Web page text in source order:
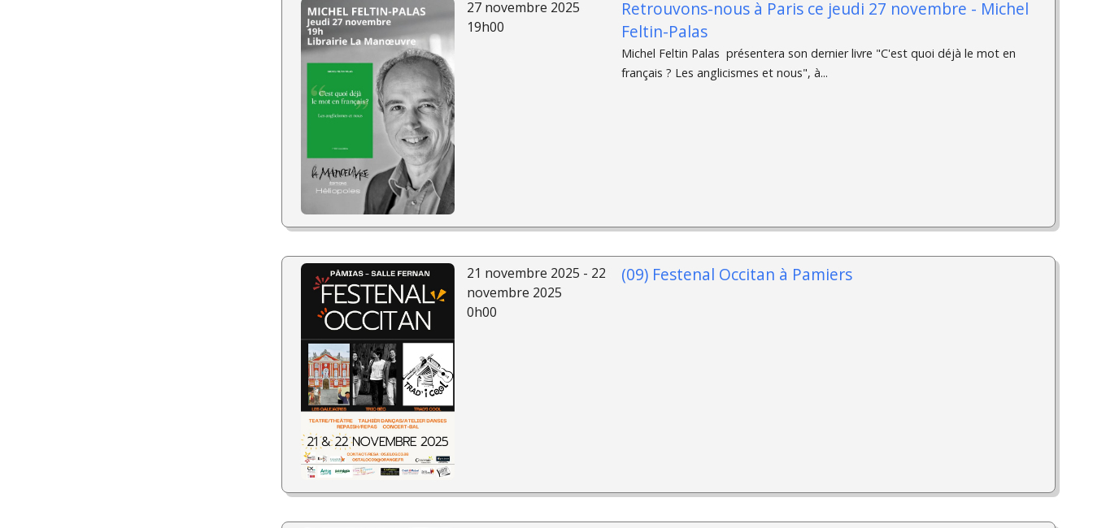
27 novembre 2025
19h00
Retrouvons-nous à Paris ce jeudi 27 novembre - Michel
Feltin-Palas
Michel Feltin Palas présentera son dernier livre "C'est quoi déjà le mot en
français ? Les anglicismes et nous", à...
21 novembre 2025 - 22
novembre 2025
0h00
(09) Festenal Occitan à Pamiers